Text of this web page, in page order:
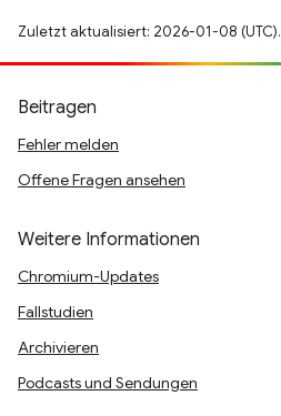
Zuletzt aktualisiert: 2026-01-08 (UTC).
Beitragen
Fehler melden
Offene Fragen ansehen
Weitere Informationen
Chromium-Updates
Fallstudien
Archivieren
Podcasts und Sendungen